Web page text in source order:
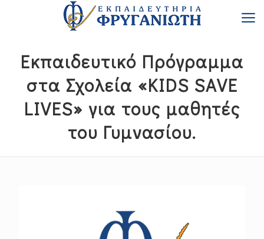
Εκπαιδευτικό Πρόγραμμα
στα Σχολεία «KIDS SAVE
LIVES» για τους μαθητές
του Γυμνασίου.